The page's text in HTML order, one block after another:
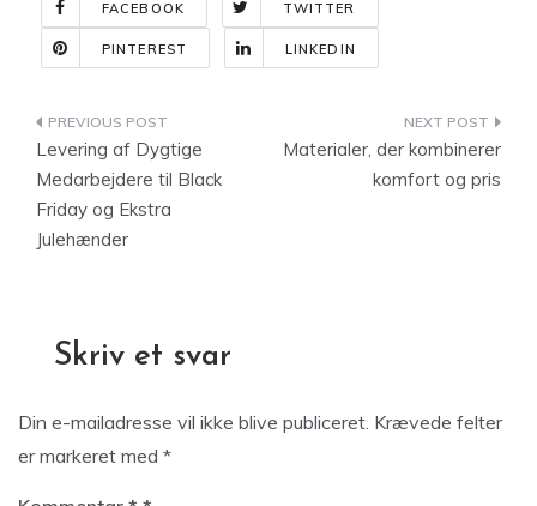
FACEBOOK TWITTER
PINTEREST LINKEDIN
Indlægsnavigation
Levering af Dygtige
Medarbejdere til Black
Friday og Ekstra
Julehænder
Materialer, der kombinerer
komfort og pris
Skriv et svar
Din e-mailadresse vil ikke blive publiceret. Krævede felter
er markeret med *